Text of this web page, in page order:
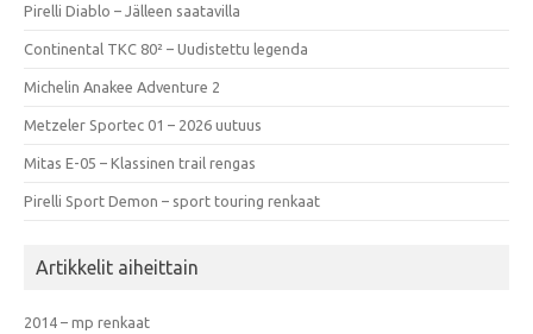
Pirelli Diablo – Jälleen saatavilla
Continental TKC 80² – Uudistettu legenda
Michelin Anakee Adventure 2
Metzeler Sportec 01 – 2026 uutuus
Mitas E-05 – Klassinen trail rengas
Pirelli Sport Demon – sport touring renkaat
Artikkelit aiheittain
2014 – mp renkaat